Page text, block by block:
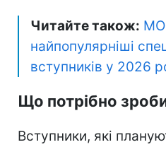
Читайте також:
найпопулярніші
вступників у 2026
Що потрібно
Вступники, які